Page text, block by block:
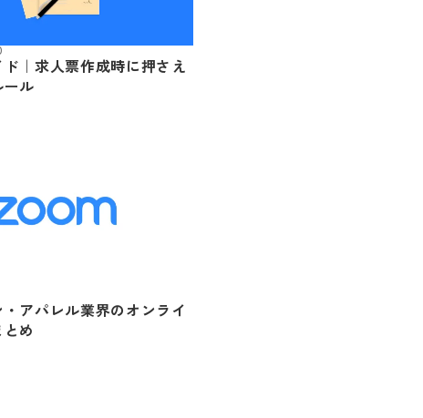
｜求人票作成時に押さえ
ール
アパレル業界のオンライ
め